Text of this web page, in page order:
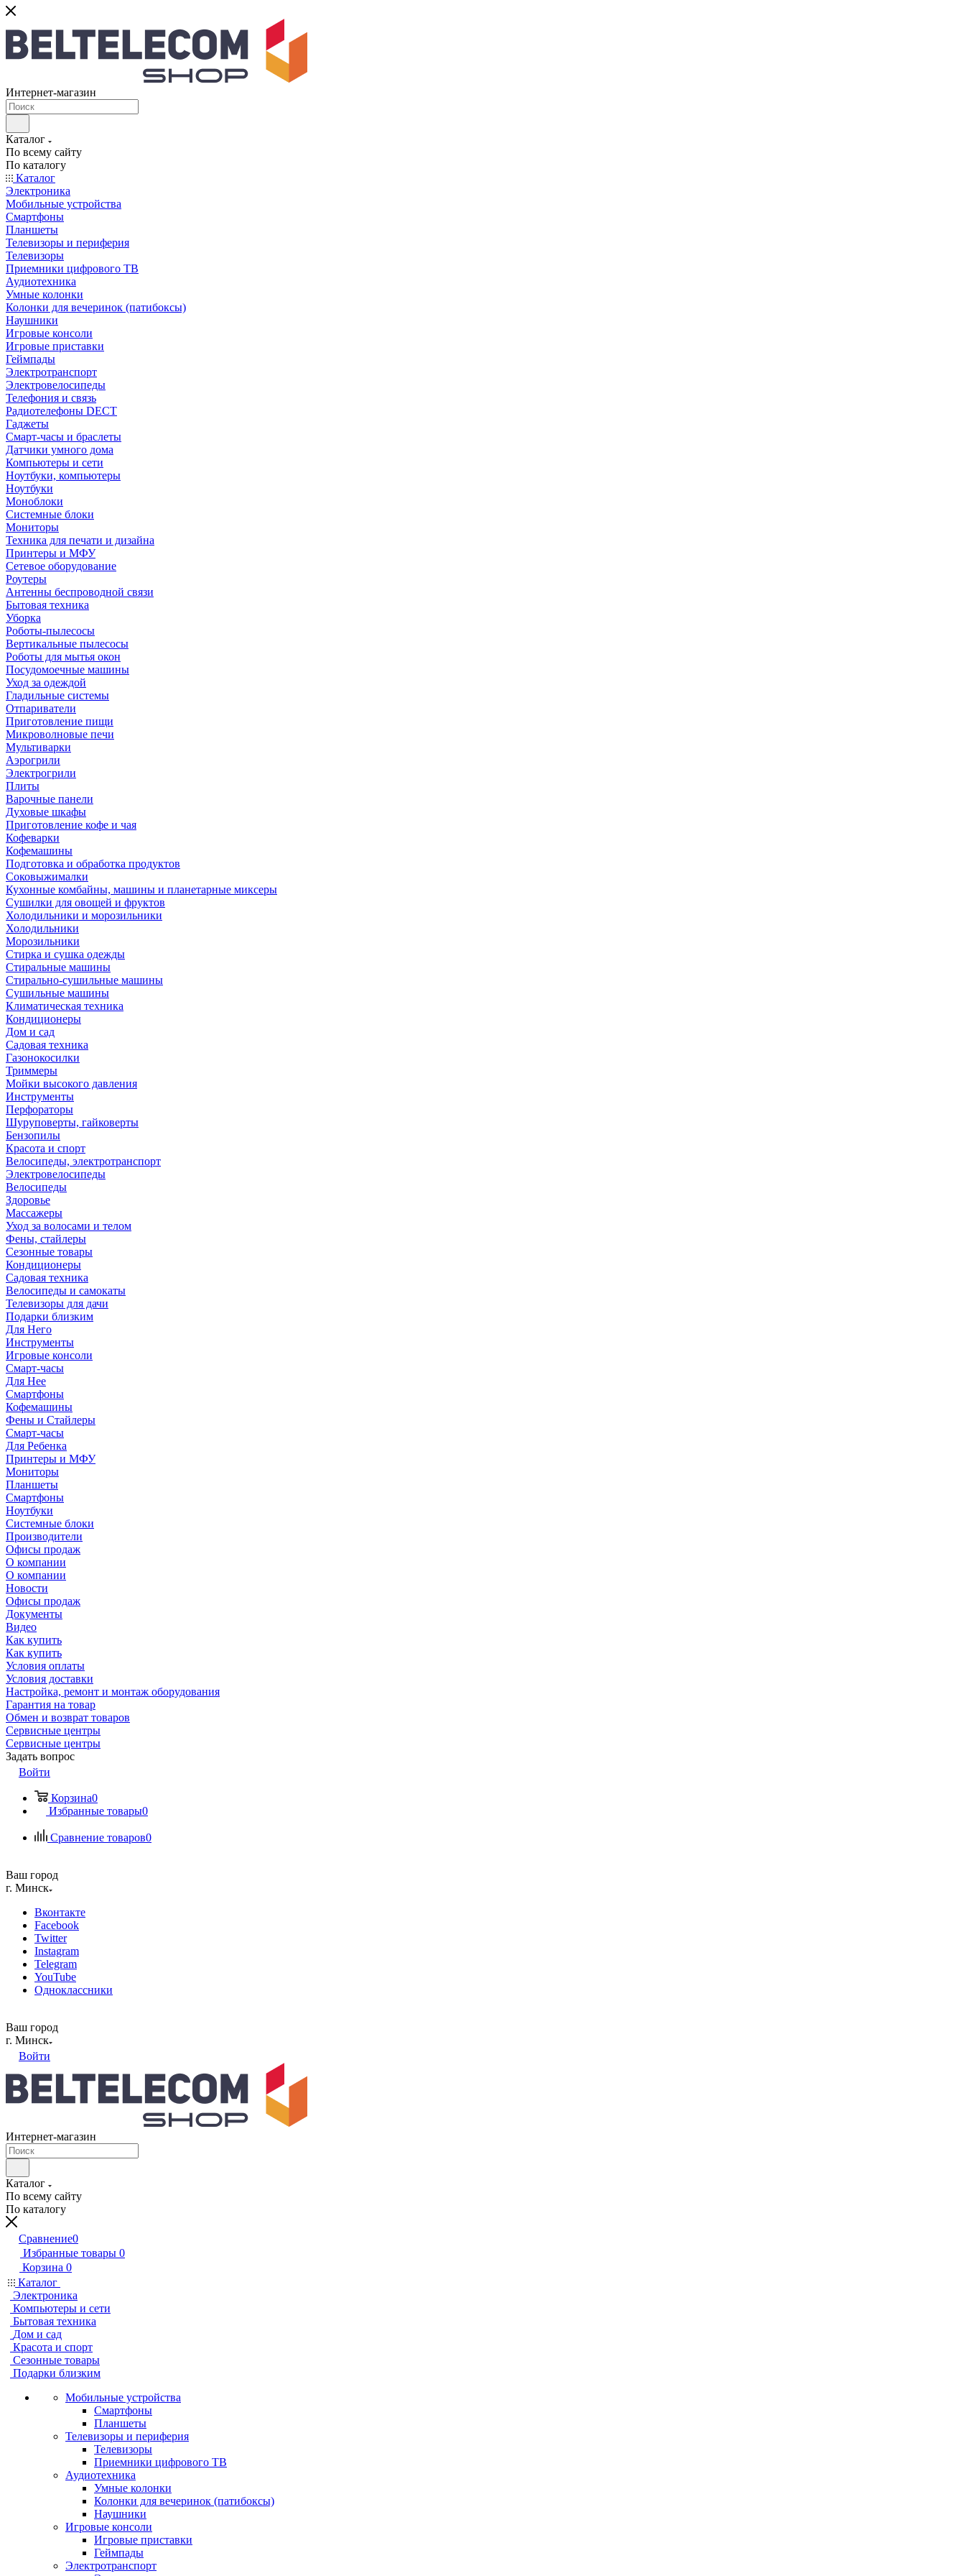
Интернет-магазин
Каталог
По всему сайту
По каталогу
Каталог
Электроника
Мобильные устройства
Смартфоны
Планшеты
Телевизоры и периферия
Телевизоры
Приемники цифрового ТВ
Аудиотехника
Умные колонки
Колонки для вечеринок (патибоксы)
Наушники
Игровые консоли
Игровые приставки
Геймпады
Электротранспорт
Электровелосипеды
Телефония и связь
Радиотелефоны DECT
Гаджеты
Смарт-часы и браслеты
Датчики умного дома
Компьютеры и сети
Ноутбуки, компьютеры
Ноутбуки
Моноблоки
Системные блоки
Мониторы
Техника для печати и дизайна
Принтеры и МФУ
Сетевое оборудование
Роутеры
Антенны беспроводной связи
Бытовая техника
Уборка
Роботы-пылесосы
Вертикальные пылесосы
Роботы для мытья окон
Посудомоечные машины
Уход за одеждой
Гладильные системы
Отпариватели
Приготовление пищи
Микроволновые печи
Мультиварки
Аэрогрили
Электрогрили
Плиты
Варочные панели
Духовые шкафы
Приготовление кофе и чая
Кофеварки
Кофемашины
Подготовка и обработка продуктов
Соковыжималки
Кухонные комбайны, машины и планетарные миксеры
Сушилки для овощей и фруктов
Холодильники и морозильники
Холодильники
Морозильники
Стирка и сушка одежды
Стиральные машины
Стирально-сушильные машины
Сушильные машины
Климатическая техника
Кондиционеры
Дом и сад
Садовая техника
Газонокосилки
Триммеры
Мойки высокого давления
Инструменты
Перфораторы
Шуруповерты, гайковерты
Бензопилы
Красота и спорт
Велосипеды, электротранспорт
Электровелосипеды
Велосипеды
Здоровье
Массажеры
Уход за волосами и телом
Фены, стайлеры
Сезонные товары
Кондиционеры
Садовая техника
Велосипеды и самокаты
Телевизоры для дачи
Подарки близким
Для Него
Инструменты
Игровые консоли
Смарт-часы
Для Нее
Смартфоны
Кофемашины
Фены и Стайлеры
Смарт-часы
Для Ребенка
Принтеры и МФУ
Мониторы
Планшеты
Смартфоны
Ноутбуки
Системные блоки
Производители
Офисы продаж
О компании
О компании
Новости
Офисы продаж
Документы
Видео
Как купить
Как купить
Условия оплаты
Условия доставки
Настройка, ремонт и монтаж оборудования
Гарантия на товар
Обмен и возврат товаров
Сервисные центры
Сервисные центры
Задать вопрос
Войти
Корзина0
Избранные товары0
Сравнение товаров0
Ваш город
г. Минск
Вконтакте
Facebook
Twitter
Instagram
Telegram
YouTube
Одноклассники
Ваш город
г. Минск
Войти
Интернет-магазин
Каталог
По всему сайту
По каталогу
Сравнение0
Избранные товары 0
Корзина 0
Каталог
Электроника
Компьютеры и сети
Бытовая техника
Дом и сад
Красота и спорт
Сезонные товары
Подарки близким
Мобильные устройства
Смартфоны
Планшеты
Телевизоры и периферия
Телевизоры
Приемники цифрового ТВ
Аудиотехника
Умные колонки
Колонки для вечеринок (патибоксы)
Наушники
Игровые консоли
Игровые приставки
Геймпады
Электротранспорт